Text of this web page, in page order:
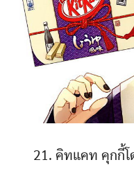
21. คิทแคท คุกกี้โ